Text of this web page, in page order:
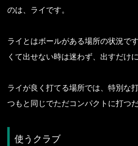
のは、ライです。
ライとはボールがある場所の状況です
くて出せない時は迷わず、出すだけ
ライが良く打てる場所では、特別な
つもと同じでただコンパクトに打つだ
使うクラブ